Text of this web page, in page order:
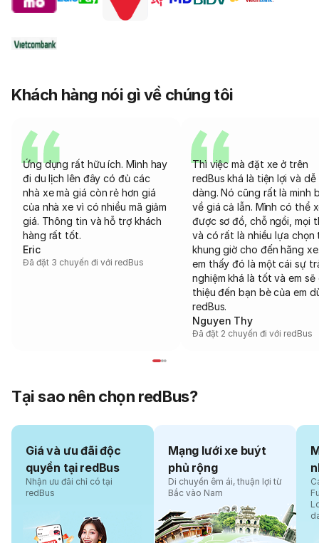
Khách hàng nói gì về chúng tôi
Ứng dụng rất hữu ích. Mình hay
đi du lịch lên đây có đủ các
nhà xe mà giá còn rẻ hơn giá
của nhà xe vì có nhiều mã giảm
giá. Thông tin và hỗ trợ khách
hàng rất tốt.
Eric
Đã đặt 3 chuyến đi với redBus
Thì việc mà đặt xe ở trên
redBus khá là tiện lợi và dễ
dàng. Nó cũng rất là minh
về giá cả lẫn. Mình có thể
được sơ đồ, chỗ ngồi, mọi
và có rất là nhiều lựa chọn
khung giờ cho đến hãng
em thấy đó là một cái sự
nghiệm khá là tốt và em sẽ
thiệu đến bạn bè của em
redBus.
Nguyen Thy
Đã đặt 2 chuyến đi với redBus
Tại sao nên chọn redBus?
Giá và ưu đãi độc
quyền tại redBus
Nhận ưu đãi chỉ có tại
redBus
Mạng lưới xe buýt
phủ rộng
Di chuyển êm ái, thuận lợi từ
Bắc vào Nam